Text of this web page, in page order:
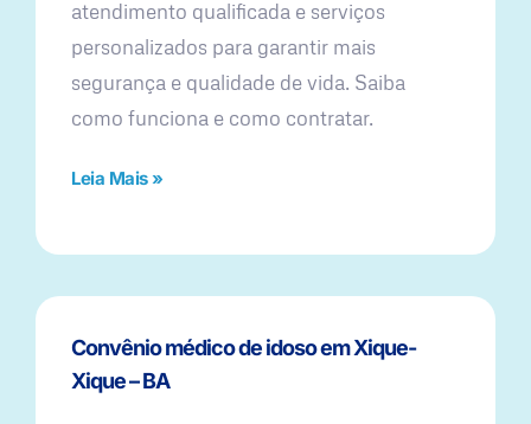
atendimento qualificada e serviços
personalizados para garantir mais
segurança e qualidade de vida. Saiba
como funciona e como contratar.
Leia Mais »
Convênio médico de idoso em Xique-
Xique – BA